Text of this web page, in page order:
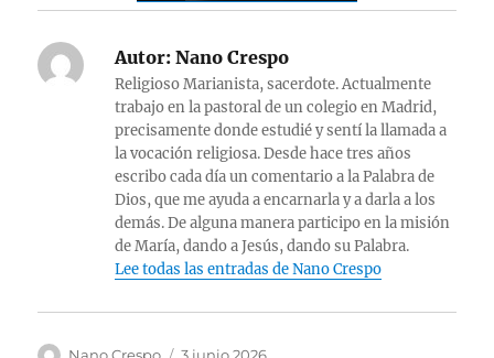
Autor: Nano Crespo
Religioso Marianista, sacerdote. Actualmente
trabajo en la pastoral de un colegio en Madrid,
precisamente donde estudié y sentí la llamada a
la vocación religiosa. Desde hace tres años
escribo cada día un comentario a la Palabra de
Dios, que me ayuda a encarnarla y a darla a los
demás. De alguna manera participo en la misión
de María, dando a Jesús, dando su Palabra.
Lee todas las entradas de Nano Crespo
Autor
Nano Crespo
Publicado
3 junio 2026